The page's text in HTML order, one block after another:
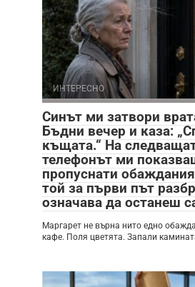
ИНТЕРЕСНО
Синът ми затвори
Бъдни вечер и каза:
къщата.“ На
телефонът ми
пропуснати
той за първи път
означава да останеш
Маргарет не върна нито едно
кафе. Поля цветята. Запали